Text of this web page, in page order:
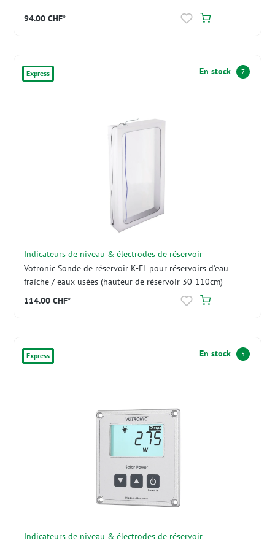
94.00 CHF*
Express En stock 7
Indicateurs de niveau & électrodes de réservoir
Votronic Sonde de réservoir K-FL pour réservoirs d'eau
fraîche / eaux usées (hauteur de réservoir 30-110cm)
114.00 CHF*
Express En stock 5
Indicateurs de niveau & électrodes de réservoir